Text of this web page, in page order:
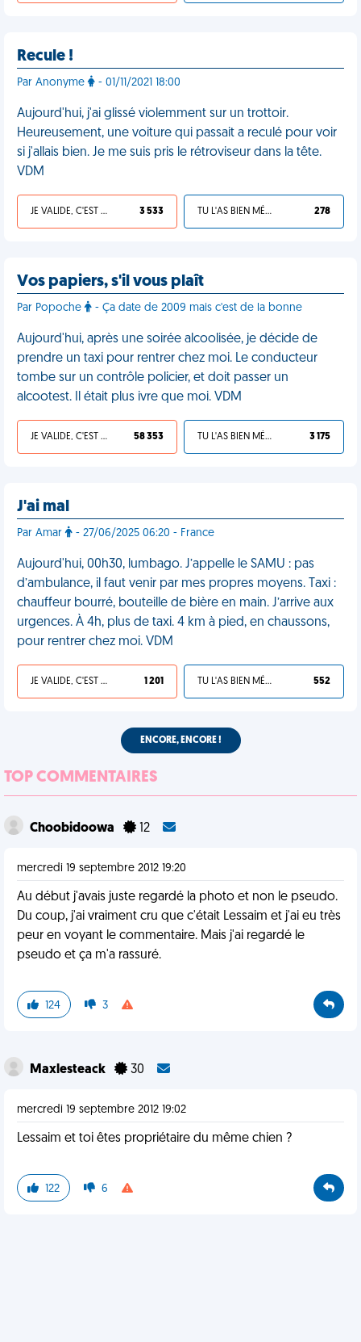
Recule !
Par Anonyme - 01/11/2021 18:00
Aujourd'hui, j'ai glissé violemment sur un trottoir.
Heureusement, une voiture qui passait a reculé pour voir
si j'allais bien. Je me suis pris le rétroviseur dans la tête.
VDM
JE VALIDE, C'EST UNE VDM 3 533 TU L'AS BIEN MÉRITÉ 278
Vos papiers, s'il vous plaît
Par Popoche - Ça date de 2009 mais c'est de la bonne
Aujourd'hui, après une soirée alcoolisée, je décide de
prendre un taxi pour rentrer chez moi. Le conducteur
tombe sur un contrôle policier, et doit passer un
alcootest. Il était plus ivre que moi. VDM
JE VALIDE, C'EST UNE VDM 58 353 TU L'AS BIEN MÉRITÉ 3 175
J'ai mal
Par Amar - 27/06/2025 06:20 - France
Aujourd'hui, 00h30, lumbago. J’appelle le SAMU : pas
d’ambulance, il faut venir par mes propres moyens. Taxi :
chauffeur bourré, bouteille de bière en main. J’arrive aux
urgences. À 4h, plus de taxi. 4 km à pied, en chaussons,
pour rentrer chez moi. VDM
JE VALIDE, C'EST UNE VDM 1 201 TU L'AS BIEN MÉRITÉ 552
ENCORE, ENCORE !
TOP COMMENTAIRES
Choobidoowa 12
mercredi 19 septembre 2012 19:20
Au début j'avais juste regardé la photo et non le pseudo.
Du coup, j'ai vraiment cru que c'était Lessaim et j'ai eu très
peur en voyant le commentaire. Mais j'ai regardé le
pseudo et ça m'a rassuré.
124 3
Maxlesteack 30
mercredi 19 septembre 2012 19:02
Lessaim et toi êtes propriétaire du même chien ?
122 6